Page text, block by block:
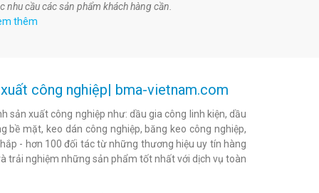
nhu cầu các sản phẩm khách hàng cần.
thêm
công nghiệp| bma-vietnam.com
sản xuất công nghiệp như: dầu gia công linh kiện, dầu
mặt, keo dán công nghiệp, băng keo công nghiệp,
- hơn 100 đối tác từ những thương hiệu uy tín hàng
trải nghiệm những sản phẩm tốt nhất với dịch vụ toàn